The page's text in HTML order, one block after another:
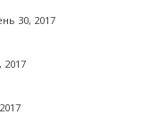
30, 2017
2017